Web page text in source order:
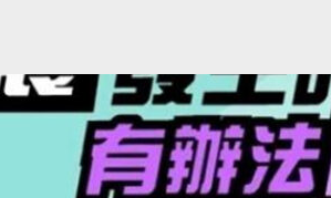
之「第五宗罪」金鋼箍五花大綁 司機哽唔落都要硬哽到
放申請投入自動駕駛客運車輛服務業
運輸政策